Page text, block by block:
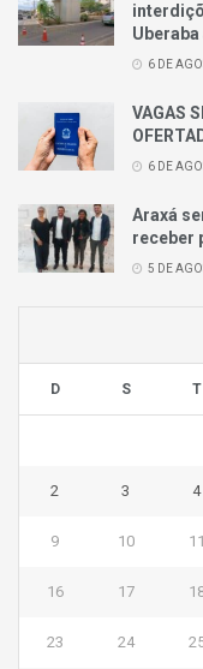
6 DE
VAGAS
6 DE
Araxá
receber
5 DE
D S T
2 3 4
9 10 11
16 17
23 24